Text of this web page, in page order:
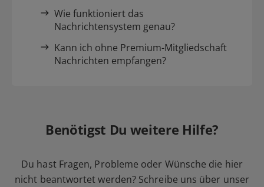
Wie funktioniert das
Nachrichtensystem genau?
Kann ich ohne Premium-Mitgliedschaft
Nachrichten empfangen?
Benötigst Du weitere Hilfe?
Du hast Fragen, Probleme oder Wünsche die hier
nicht beantwortet werden? Schreibe uns über unser